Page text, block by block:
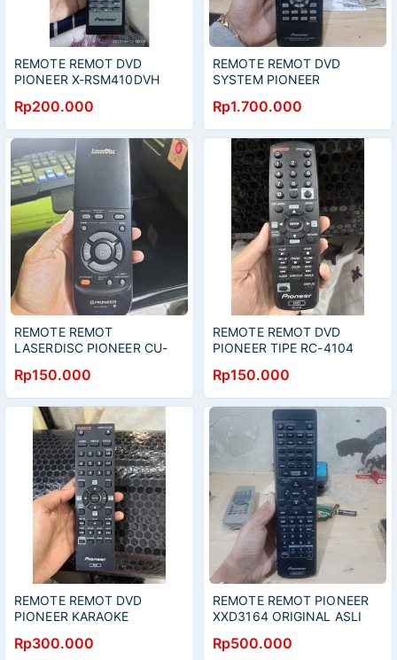
REMOTE REMOT DVD
PIONEER X-RSM410DVH
Rp200.000
REMOTE REMOT DVD
SYSTEM PIONEER
Rp1.700.000
REMOTE REMOT
LASERDISC PIONEER CU-
Rp150.000
REMOTE REMOT DVD
PIONEER TIPE RC-4104
Rp150.000
REMOTE REMOT DVD
PIONEER KARAOKE
Rp300.000
REMOTE REMOT PIONEER
XXD3164 ORIGINAL ASLI
Rp500.000